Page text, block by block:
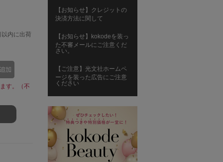
内に出荷
す。（不
【お知らせ】クレジットの
決済方法に関して
【お知らせ】kokodeを装っ
た不審メールにご注意くだ
さい。
【ご注意】光文社ホームペ
ージを装った広告にご注意
ください